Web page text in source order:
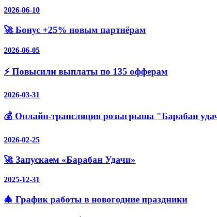
2026-06-10
🚀 Бонус +25% новым партнёрам
2026-06-05
⚡️ Повысили выплаты по 135 офферам
2026-03-31
💰 Онлайн-трансляция розыгрыша "Барабан
2026-02-25
🚀 Запускаем «Барабан Удачи»
2025-12-31
🎄 График работы в новогодние праздники